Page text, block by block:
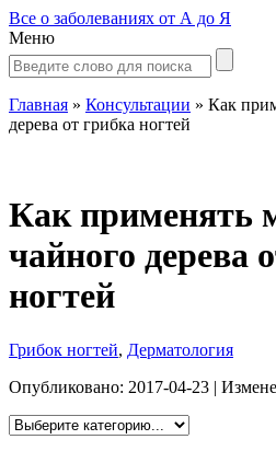
Все о заболеваниях от А до Я
Меню
Главная » Консультации » Как
дерева от грибка ногтей
Как применять
чайного дерева
ногтей
Грибок ногтей, Дерматология
Опубликовано: 2017-04-23 |